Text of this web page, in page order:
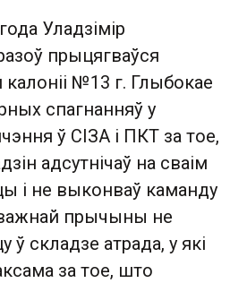
Уладзімір
прыцягваўся
калоніі №13 г. Глыбокае
спагнанняў у
ў СІЗА і ПКТ за тое,
адсутнічаў на сваім
і не выконваў каманду
прычыны не
ў складзе атрада, у які
за тое, што